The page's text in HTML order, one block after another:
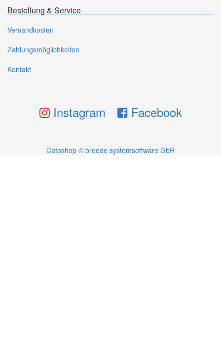
Bestellung & Service
Versandkosten
Zahlungsmöglichkeiten
Kontakt
Instagram Facebook
Catoshop © broede systemsoftware GbR